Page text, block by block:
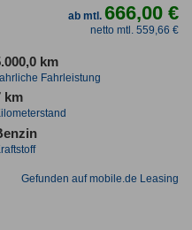
ab mtl.666,00 €
netto mtl. 559,66 €
km
Fahrleistung
km
Gefunden auf mobile.de Leasing